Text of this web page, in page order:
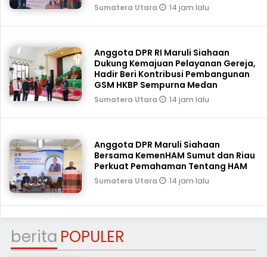
Sumatera Utara 14 jam lalu
Anggota DPR RI Maruli Siahaan
Dukung Kemajuan Pelayanan Gereja,
Hadir Beri Kontribusi Pembangunan
GSM HKBP Sempurna Medan
Sumatera Utara 14 jam lalu
Anggota DPR Maruli Siahaan
Bersama KemenHAM Sumut dan Riau
Perkuat Pemahaman Tentang HAM
Sumatera Utara 14 jam lalu
berita POPULER